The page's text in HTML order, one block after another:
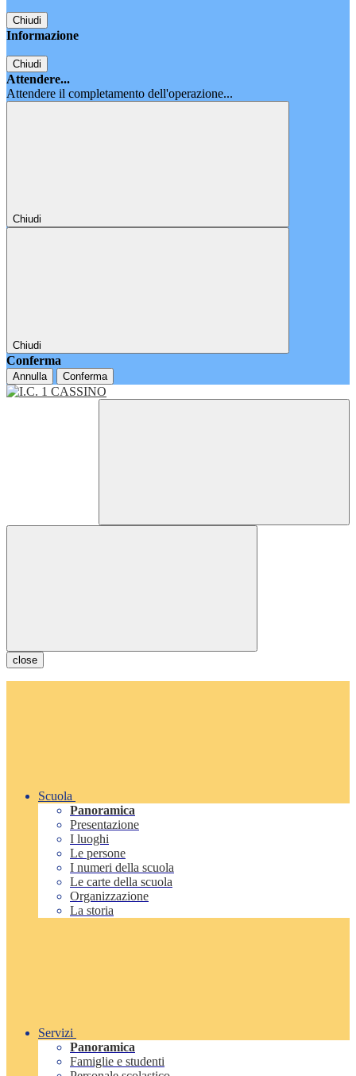
Chiudi
Informazione
Chiudi
Attendere...
Attendere il completamento dell'operazione...
Chiudi
Chiudi
Conferma
Annulla Conferma
close
Scuola
Panoramica
Presentazione
I luoghi
Le persone
I numeri della scuola
Le carte della scuola
Organizzazione
La storia
Servizi
Panoramica
Famiglie e studenti